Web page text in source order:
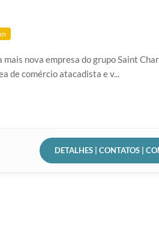
nova empresa do grupo Saint
de comércio atacadista e v...
DETALHES | CONTATOS |